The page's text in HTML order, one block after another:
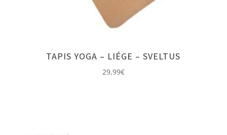
TAPIS YOGA – LIÉGE – SVELTUS
29,99€